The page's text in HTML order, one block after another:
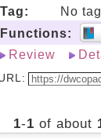
Tag:
No
Functions:
Review
1-1 of about